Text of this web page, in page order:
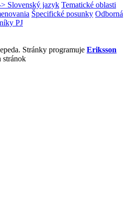
> Slovenský jazyk Tematické oblasti
Špecifické posunky Odborná
PJ
Stránky programuje Eriksson
stránok